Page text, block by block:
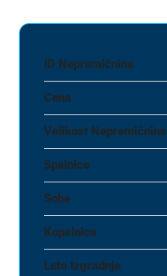
ID Nepremičnine
Cena
Velikost Nepremičnine
Spalnice
Sobe
Kopalnice
Leto Izgradnje